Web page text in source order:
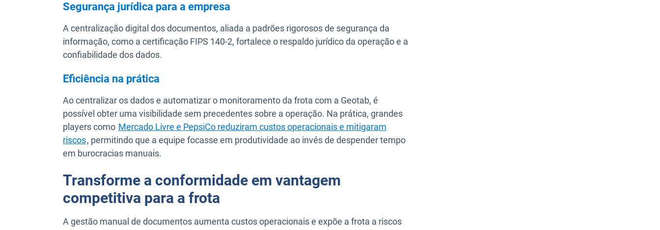
Segurança jurídica para a empresa
A centralização digital dos documentos, aliada a padrões rigorosos de segurança da
informação, como a certificação FIPS 140-2, fortalece o respaldo jurídico da operação e a
confiabilidade dos dados.
Eficiência na prática
Ao centralizar os dados e automatizar o monitoramento da frota com a Geotab, é
possível obter uma visibilidade sem precedentes sobre a operação. Na prática, grandes
players como Mercado Livre e PepsiCo reduziram custos operacionais e mitigaram
riscos, permitindo que a equipe focasse em produtividade ao invés de despender tempo
em burocracias manuais.
Transforme a conformidade em vantagem
competitiva para a frota
A gestão manual de documentos aumenta custos operacionais e expõe a frota a riscos